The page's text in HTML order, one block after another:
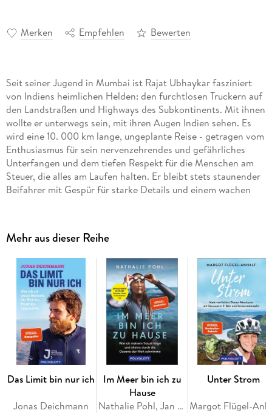
Merken Empfehlen Bewerten
Seit seiner Jugend in Mumbai ist Rajat Ubhaykar fasziniert
von Indiens heimlichen Helden: den furchtlosen Truckern auf
den Landstraßen und Highways des Subkontinents. Mit ihnen
wollte er unterwegs sein, mit ihren Augen Indien sehen. Es
wird eine 10. 000 km lange, ungeplante Reise - getragen vom
Enthusiasmus für sein nervenzehrendes und gefährliches
Unterfangen und dem tiefen Respekt für die Menschen am
Steuer, die alles am Laufen halten. Er bleibt stets staunender
Beifahrer mit Gespür für starke Details und einem wachen
Inhaltsverzeichnis
Hinweis zur Optimierung
Impressum
Prolog
Teil Eins: Sex, Drogen und Nomaden von Mumbai nach
Srinagar
Teil Zwei: Aufstand Nagaland und Manipur
Teil Drei: Highway-Wirtschaft von Mumbai nach Kanyakumari
Epilog
Mehr aus dieser Reihe
Das Limit bin nur ich
Jonas Deichmann
Im Meer bin ich zu
Hause
Nathalie Pohl, Jan Stremmel
Unter Strom